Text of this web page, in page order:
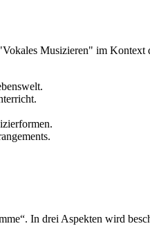
Musizieren" im
In drei Aspekten wird